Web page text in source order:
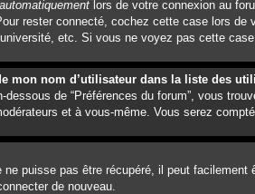
lors de votre connexion au
rester connecté, cochez cette case lors
etc. Si vous ne voyez pas cette
mon nom d’utilisateur dans la liste des
dessous de “Préférences du forum”, vous
et à vous-même. Vous serez
puisse pas être récupéré, il peut
de nouveau.